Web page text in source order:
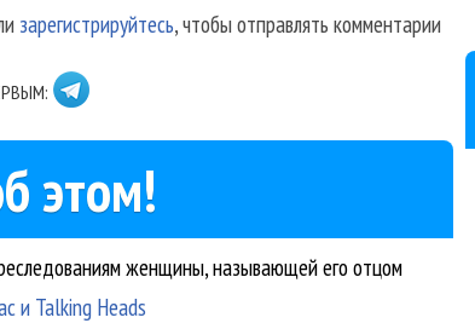
зарегистрируйтесь, чтобы отправлять комментарии
этом!
женщины, называющей его отцом
и Talking Heads